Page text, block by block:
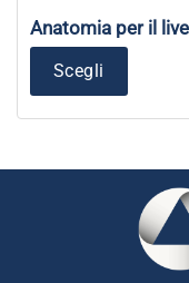
Anatomia per il
Scegli